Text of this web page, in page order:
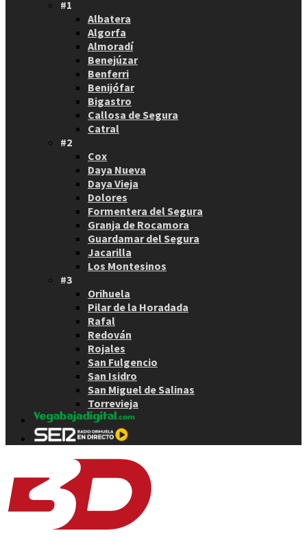
#1
Albatera
Algorfa
Almoradí
Benejúzar
Benferri
Benijófar
Bigastro
Callosa de Segura
Catral
#2
Cox
Daya Nueva
Daya Vieja
Dolores
Formentera del Segura
Granja de Rocamora
Guardamar del Segura
Jacarilla
Los Montesinos
#3
Orihuela
Pilar de la Horadada
Rafal
Redován
Rojales
San Fulgencio
San Isidro
San Miguel de Salinas
Torrevieja